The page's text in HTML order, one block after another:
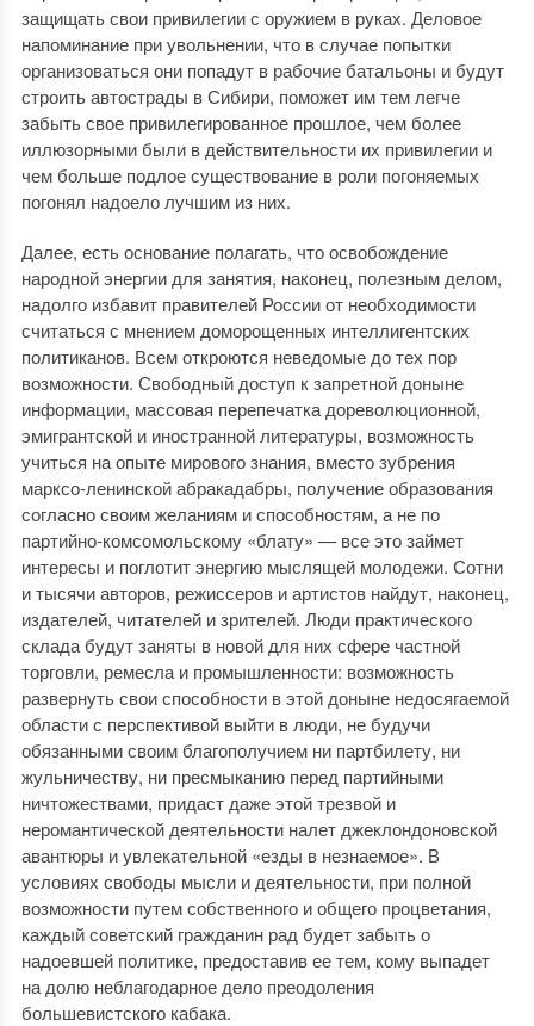
защищать свои привилегии с оружием в руках. Деловое
напоминание при увольнении, что в случае попытки
организоваться они попадут в рабочие батальоны и будут
строить автострады в Сибири, поможет им тем легче
забыть свое привилегированное прошлое, чем более
иллюзорными были в действительности их привилегии и
чем больше подлое существование в роли погоняемых
погонял надоело лучшим из них.
Далее, есть основание полагать, что освобождение
народной энергии для занятия, наконец, полезным делом,
надолго избавит правителей России от необходимости
считаться с мнением доморощенных интеллигентских
политиканов. Всем откроются неведомые до тех пор
возможности. Свободный доступ к запретной доныне
информации, массовая перепечатка дореволюционной,
эмигрантской и иностранной литературы, возможность
учиться на опыте мирового знания, вместо зубрения
марксо-ленинской абракада­бры, получение образования
согласно своим желаниям и способностям, а не по
партийно-комсомольскому «блату» — все это займет
интересы и поглотит энергию мыслящей молодежи. Сотни
и тысячи авторов, режиссеров и артистов найдут, наконец,
издателей, читателей и зрителей. Люди практического
склада будут заняты в новой для них сфере частной
торговли, ремесла и промышленности: возможность
развернуть свои способности в этой доныне недосягаемой
области с перспективой выйти в люди, не будучи
обязанными своим благополучием ни партбилету, ни
жульничеству, ни пресмыканию перед партийными
ничтожествами, придаст даже этой трезвой и
неромантической деятельности налет джеклондоновской
авантюры и увлекательной «езды в незнаемое». В
условиях свободы мысли и деятельности, при полной
возможности путем собственного и общего процветания,
каждый советский гражданин рад будет забыть о
надоевшей политике, предоставив ее тем, кому выпадет
на долю неблагодарное дело преодоления
большевистского кабака.